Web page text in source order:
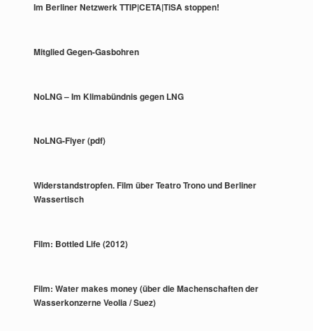
Im Berliner Netzwerk TTIP|CETA|TiSA stoppen!
Mitglied Gegen-Gasbohren
NoLNG – Im Klimabündnis gegen LNG
NoLNG-Flyer (pdf)
Widerstandstropfen. Film über Teatro Trono und Berliner
Wassertisch
Film: Bottled Life (2012)
Film: Water makes money (über die Machenschaften der
Wasserkonzerne Veolia / Suez)